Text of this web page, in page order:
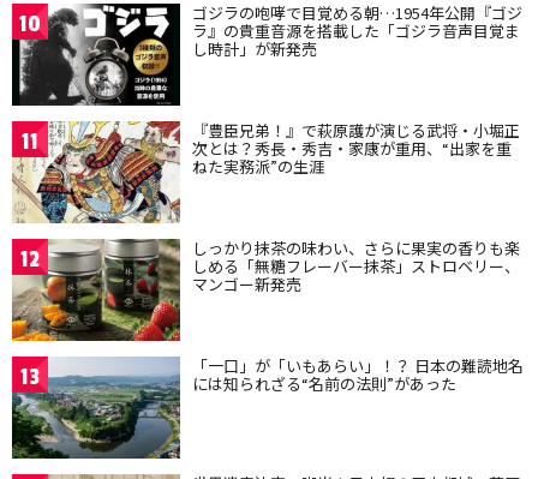
10 ゴジラの咆哮で目覚める朝…1954年公開『ゴジ
ラ』の貴重音源を搭載した「ゴジラ音声目覚ま
し時計」が新発売
11 『豊臣兄弟！』で萩原護が演じる武将・小堀正
次とは？秀長・秀吉・家康が重用、“出家を重
ねた実務派”の生涯
12 しっかり抹茶の味わい、さらに果実の香りも楽
しめる「無糖フレーバー抹茶」ストロベリー、
マンゴー新発売
13 「一口」が「いもあらい」！？ 日本の難読地名
には知られざる“名前の法則”があった